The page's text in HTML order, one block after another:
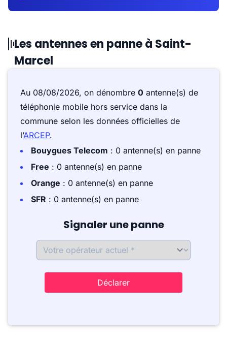
Les antennes en panne à Saint-
Marcel
Au 08/08/2026, on dénombre 0 antenne(s) de
téléphonie mobile hors service dans la
commune selon les données officielles de
l’ARCEP.
Bouygues Telecom : 0 antenne(s) en panne
Free : 0 antenne(s) en panne
Orange : 0 antenne(s) en panne
SFR : 0 antenne(s) en panne
Signaler une panne
Déclarer